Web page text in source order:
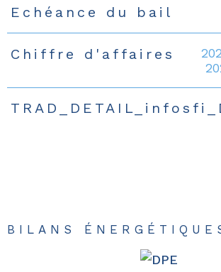
Echéance du bail
Chiffre d'affaires
BILANS